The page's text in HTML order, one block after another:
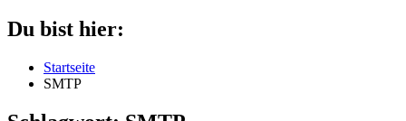
Du bist hier:
Startseite
SMTP